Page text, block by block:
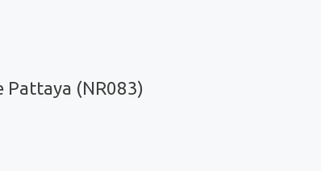
Pattaya (NR083)